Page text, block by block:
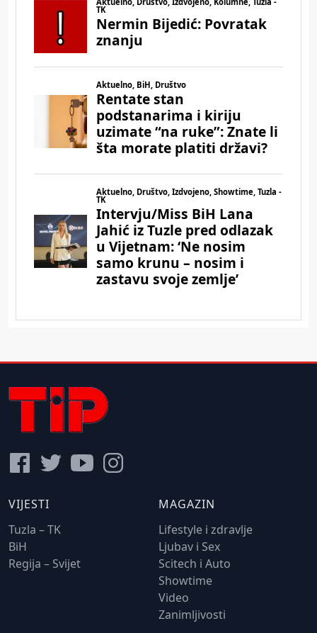
VIJESTI
Tuzla – TK
BiH
Regija – Svijet
MAGAZIN
Lifestyle i zdravlje
Ljubav i Sex
Scitech i Auto
Showtime
Video
Zanimljivosti